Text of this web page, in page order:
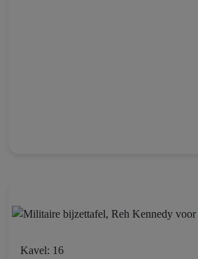
Kavel: 16